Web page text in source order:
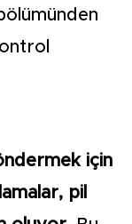
için
pil